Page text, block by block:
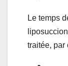
Le temps
traitée, par